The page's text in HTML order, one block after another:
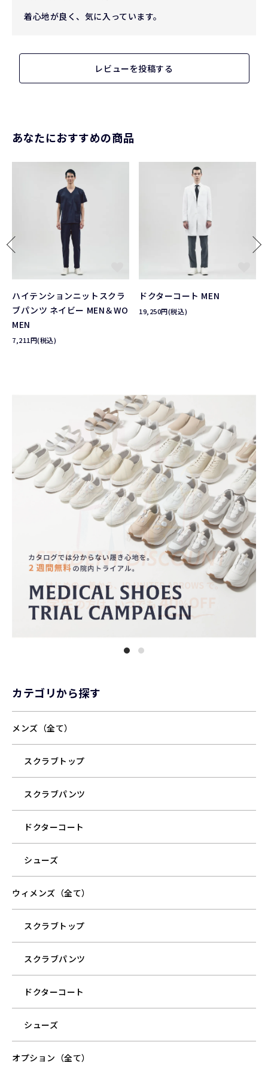
着心地が良く、気に入っています。
レビューを投稿する
あなたにおすすめの商品
ハイテンションニットスクラ
ブパンツ ネイビー MEN＆WO
MEN
7,211円(税込)
ドクターコート MEN
19,250円(税込)
カテゴリから探す
メンズ（全て）
スクラブトップ
スクラブパンツ
ドクターコート
シューズ
ウィメンズ（全て）
スクラブトップ
スクラブパンツ
ドクターコート
シューズ
オプション（全て）